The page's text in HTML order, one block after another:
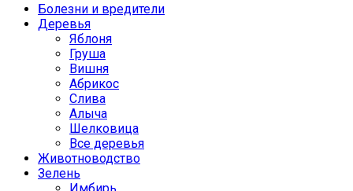
Болезни и вредители
Деревья
Яблоня
Груша
Вишня
Абрикос
Слива
Алыча
Шелковица
Все деревья
Животноводство
Зелень